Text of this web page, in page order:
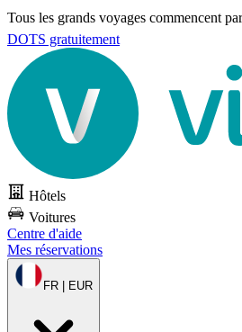
Tous les grands voyages commencent
DOTS gratuitement
Hôtels
Voitures
Centre d'aide
Mes réservations
FR | EUR